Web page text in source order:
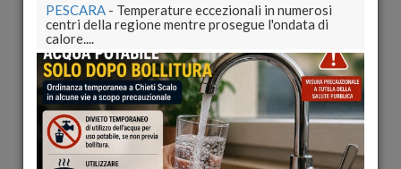
Pretoro 2014, angelo gianberardino contro sabrina
simone, preferenze, liste, nomi candidati
angelo gianberardino ENRICA BORGONSOLI 20 TONINO
D'ANGELO 47 CARLO D'INNOCENZO 32 TIZIANA DI...
pubblicato il 27/04/2014 11:10
Vacri 2014, LUCIANO DI FELICE, PINO GIUSEPPE
MAMMARELLA, preferenze, liste, nomi candidati
PESCARA - Temperature eccezionali in numerosi
centri della regione mentre prosegue l'ondata di
calore....